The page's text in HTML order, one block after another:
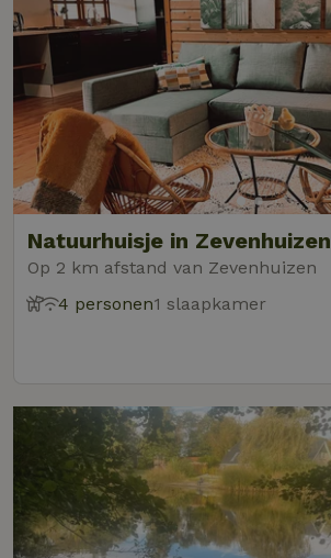
Natuurhuisje in Zevenhuizen
Op 2 km afstand van Zevenhuizen
4 personen1 slaapkamer